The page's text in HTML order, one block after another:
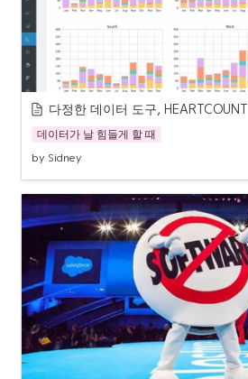
다정한 데이터 도구, HEARTCOUNT
데이터가 날 힘들게 할 때
by Sidney